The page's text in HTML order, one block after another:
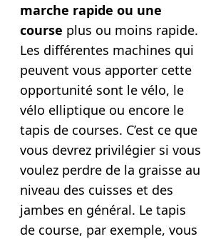
marche rapide ou une
course plus ou moins rapide.
Les différentes machines qui
peuvent vous apporter cette
opportunité sont le vélo, le
vélo elliptique ou encore le
tapis de courses. C’est ce que
vous devrez privilégier si vous
voulez perdre de la graisse au
niveau des cuisses et des
jambes en général. Le tapis
de course, par exemple, vous